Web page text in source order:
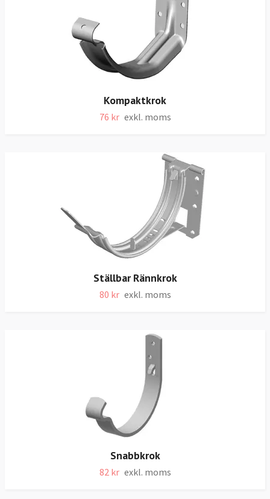
Kompaktkrok
76 kr exkl. moms
Ställbar Rännkrok
80 kr exkl. moms
Snabbkrok
82 kr exkl. moms